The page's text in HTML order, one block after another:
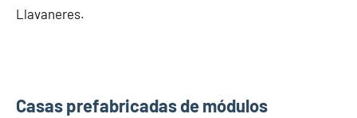
Llavaneres.
Casas prefabricadas de módulos